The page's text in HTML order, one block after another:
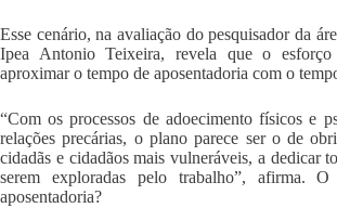
Esse cenário, na avaliação do pesquisador da
Ipea Antonio Teixeira, revela que o
aproximar o tempo de aposentadoria com o
“Com os processos de adoecimento físicos e
relações precárias, o plano parece ser o de
cidadãs e cidadãos mais vulneráveis, a dedicar
serem exploradas pelo trabalho”, afirma. O
aposentadoria?